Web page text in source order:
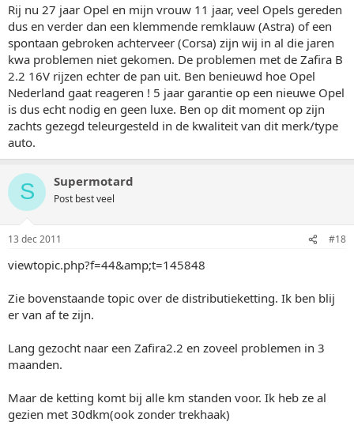
Rij nu 27 jaar Opel en mijn vrouw 11 jaar, veel Opels gereden
dus en verder dan een klemmende remklauw (Astra) of een
spontaan gebroken achterveer (Corsa) zijn wij in al die jaren
kwa problemen niet gekomen. De problemen met de Zafira B
2.2 16V rijzen echter de pan uit. Ben benieuwd hoe Opel
Nederland gaat reageren ! 5 jaar garantie op een nieuwe Opel
is dus echt nodig en geen luxe. Ben op dit moment op zijn
zachts gezegd teleurgesteld in de kwaliteit van dit merk/type
auto.
S Supermotard
Post best veel
13 dec 2011 #18
viewtopic.php?f=44&amp;t=145848
Zie bovenstaande topic over de distributieketting. Ik ben blij
er van af te zijn.
Lang gezocht naar een Zafira2.2 en zoveel problemen in 3
maanden.
Maar de ketting komt bij alle km standen voor. Ik heb ze al
gezien met 30dkm(ook zonder trekhaak)